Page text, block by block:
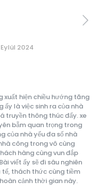
2024
xuất hiện chiều hướng tăng
ấy là việc sinh ra của nhà
truyền thông thúc đẩy. xe
bẵm quan trọng trong
của nhà yếu đa số nhà
công trong vô cùng
hàng cùng vun đắp
viết ấy sẽ đi sâu nghiên
thách thức cùng tiềm
cảnh thời gian này.